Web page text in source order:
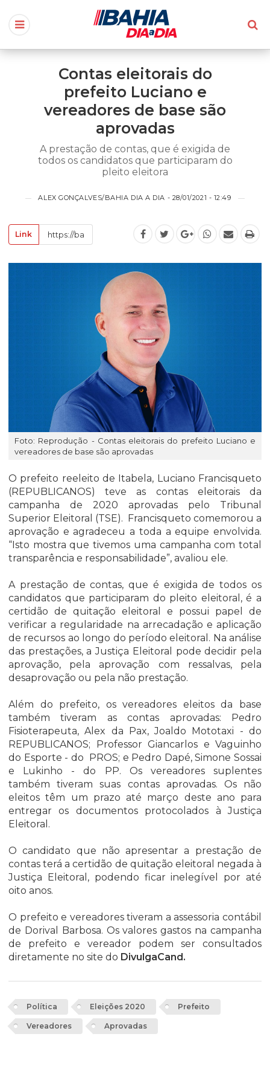
Contas eleitorais do
prefeito Luciano e
vereadores de base são
aprovadas
A prestação de contas, que é exigida de
todos os candidatos que participaram do
pleito eleitora
ALEX GONÇALVES/BAHIA DIA A DIA - 28/01/2021 - 12:49
Link
Foto: Reprodução - Contas eleitorais do prefeito Luciano e
vereadores de base são aprovadas
O prefeito reeleito de Itabela, Luciano Francisqueto
(REPUBLICANOS) teve as contas eleitorais da
campanha de 2020 aprovadas pelo Tribunal
Superior Eleitoral (TSE). Francisqueto comemorou a
aprovação e agradeceu a toda a equipe envolvida.
“Isto mostra que tivemos uma campanha com total
transparência e responsabilidade”, avaliou ele.
A prestação de contas, que é exigida de todos os
candidatos que participaram do pleito eleitoral, é a
certidão de quitação eleitoral e possui papel de
verificar a regularidade na arrecadação e aplicação
de recursos ao longo do período eleitoral. Na análise
das prestações, a Justiça Eleitoral pode decidir pela
aprovação, pela aprovação com ressalvas, pela
desaprovação ou pela não prestação.
Além do prefeito, os vereadores eleitos da base
também tiveram as contas aprovadas: Pedro
Fisioterapeuta, Alex da Pax, Joaldo Mototaxi - do
REPUBLICANOS; Professor Giancarlos e Vaguinho
do Esporte - do PROS; e Pedro Dapé, Simone Sossai
e Lukinho - do PP. Os vereadores suplentes
também tiveram suas contas aprovadas. Os não
eleitos têm um prazo até março deste ano para
entregar os documentos protocolados à Justiça
Eleitoral.
O candidato que não apresentar a prestação de
contas terá a certidão de quitação eleitoral negada à
Justiça Eleitoral, podendo ficar inelegível por até
oito anos.
O prefeito e vereadores tiveram a assessoria contábil
de Dorival Barbosa. Os valores gastos na campanha
de prefeito e vereador podem ser consultados
diretamente no site do DivulgaCand.
Política Eleições 2020 Prefeito
Vereadores Aprovadas